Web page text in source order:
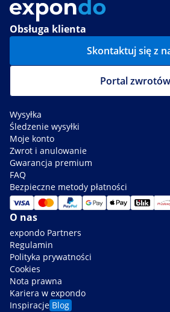
Obsługa klienta
Skontaktuj się z
Portal zwrotów
Wysyłka
Śledzenie wysyłki
Moje konto
Zwrot i anulowanie
Gwarancja premium
FAQ
Bezpieczne metody płatności
O nas
expondo Partners
Regulamin
Polityka prywatności
Cookies
Nota prawna
Kariera w expondo
Inspiracje Blog